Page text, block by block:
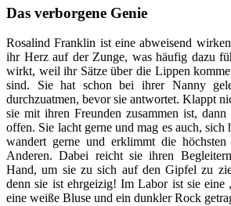
Das verborgene Genie
Rosalind Franklin ist eine abweisend
ihr Herz auf der Zunge, was häufig dazu
wirkt, weil ihr Sätze über die Lippen
sind. Sie hat schon bei ihrer Nanny
durchzuatmen, bevor sie antwortet. Klappt
sie mit ihren Freunden zusammen ist,
offen. Sie lacht gerne und mag es auch, sich
wandert gerne und erklimmt die
Anderen. Dabei reicht sie ihren
Hand, um sie zu sich auf den Gipfel zu
denn sie ist ehrgeizig! Im Labor ist sie eine
eine weiße Bluse und ein dunkler Rock